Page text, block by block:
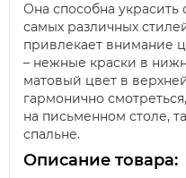
Она способна
самых различных
привлекает внимание
– нежные краски в
матовый цвет в
гармонично
на письменном столе,
спальне.
Описание товара: